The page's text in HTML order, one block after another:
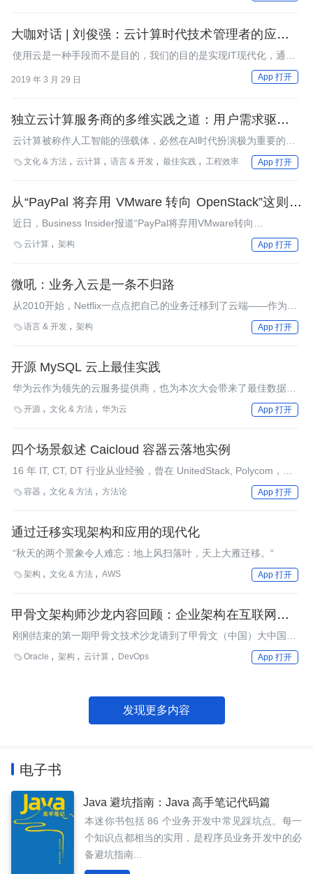
大咖对话 | 刘俊强：云计算时代技术管理者的应对之
道
使用云是一种手段而不是目的，我们的目的是实现IT现代化，通过
2019 年 3 月 29 日 App 打开
独立云计算服务商的多维实践之道：用户需求驱动变
革
云计算被称作人工智能的强载体，必然在AI时代扮演极为重要的角
色。2018上海站在上海宝华万豪酒店拉开了帷幕，作为2018年终
的最后一次云计算盛会，UCloud在会上详细阐述了从数据中心的
文化 & 方法 云计算 语言 & 开发 最佳实践 工程效率 App 打开
从“PayPal 将弃用 VMware 转向 OpenStack”这则新
闻看 OpenStack 的发展
近日，Business Insider报道“PayPal将弃用VMware转向
OpenStack”，这则信息引起了轩然大波。尽管后来的信息证明这
则消息并不完全准确，但不可否认，OpenStack这类开源云产品提
云计算 架构 App 打开
微吼：业务入云是一条不归路
从2010开始，Netflix一点点把自己的业务迁移到了云端——作为最
早All in的案例，亚马逊将其树为典范四处推广。在接下来的几年
里，凯宾斯基酒店集团、Infor软件、日本运通、诺特丹大学、卫报
是未来。美国《连线》杂志的Kevin Kelly预言，2020年时将有60%
re:Invent大会，发布了一系列旨在帮助客户迁移应用和数据的工
具，业务入云已成趋势。在发掘这个话题时我发现，国内尚没有鲜
语言 & 开发 架构 App 打开
开源 MySQL 云上最佳实践
华为云作为领先的云服务提供商，也为本次大会带来了最佳数据库
实践方案。
开源 文化 & 方法 华为云 App 打开
四个场景叙述 Caicloud 容器云落地实例
16 年 IT, CT, DT 行业从业经验，曾在 UnitedStack, Polycom，
Motorola，Siemens 等企业任职。
容器 文化 & 方法 方法论 App 打开
通过迁移实现架构和应用的现代化
“秋天的两个景象令人难忘：地上风扫落叶，天上大雁迁移。“
架构 文化 & 方法 AWS App 打开
甲骨文架构师沙龙内容回顾：企业架构在互联网环境
下的挑战
刚刚结束的第一期甲骨文技术沙龙请到了甲骨文（中国）大中国区
战略客户架构咨询部企业架构师祁敏志，和用友集团瑞友科技IT应
用研究院副院长池建强，分别向大家分享了构建企业私有云架构，
架构师沙龙内容做下简单的回顾与总结。
Oracle 架构 云计算 DevOps App 打开
发现更多内容
电子书
Java 避坑指南：Java 高手笔记代码篇
本迷你书包括 86 个业务开发中常见踩坑点。每一
个知识点都相当的实用，是程序员业务开发中的必
备避坑指南...